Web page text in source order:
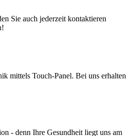
Sie auch jederzeit kontaktieren
mittels Touch-Panel. Bei uns erhalten
- denn Ihre Gesundheit liegt uns am